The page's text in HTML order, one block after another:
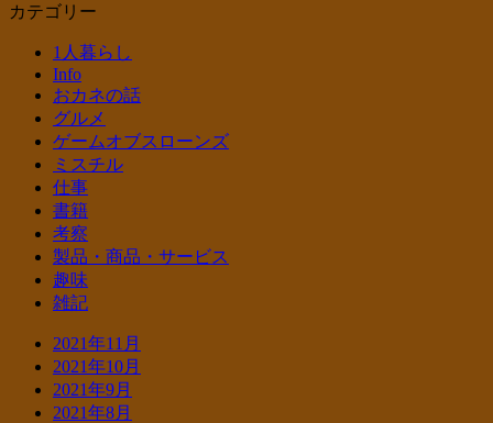
カテゴリー
1人暮らし
Info
おカネの話
グルメ
ゲームオブスローンズ
ミスチル
仕事
書籍
考察
製品・商品・サービス
趣味
雑記
2021年11月
2021年10月
2021年9月
2021年8月